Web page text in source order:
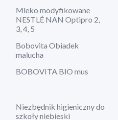
Mleko modyfikowane
NESTLÉ NAN Optipro 2,
3, 4, 5
Bobovita Obiadek
malucha
BOBOVITA BIO mus
Niezbędnik higieniczny do
szkoły niebieski